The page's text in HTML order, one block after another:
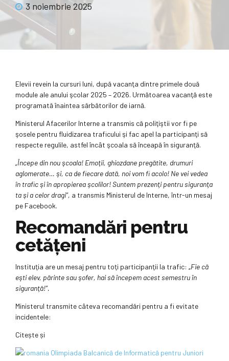
3 noiembrie 2025
Elevii revein la cursuri luni, după vacanţa dintre primele două
module ale anului şcolar 2025 – 2026. Următoarea vacanţă este
programată înaintea sărbătorilor de iarnă.
Ministerul Afacerilor Interne a transmis că poliţiştii vor fi pe
şosele pentru fluidizarea traficului şi fac apel la participanţi să
respecte regulile, astfel încât şcoala să înceapă în siguranţă.
„Începe din nou şcoala! Emoţii, ghiozdane pregătite, drumuri
aglomerate… şi, ca de fiecare dată, noi vom fi acolo! Ne vei vedea
în trafic şi în apropierea şcolilor! Suntem prezenţi pentru siguranţa
ta şi a celor dragi”, a transmis Ministerul de Interne, într-un mesaj
pe Facebook.
Recomandări pentru
cetățeni
Instituţia are un mesaj pentru toţi participanţii la trafic: „Fie că
eşti elev, părinte sau şofer, hai să începem acest semestru în
siguranţă!”.
Ministerul transmite câteva recomandări pentru a fi evitate
incidentele:
Citește și